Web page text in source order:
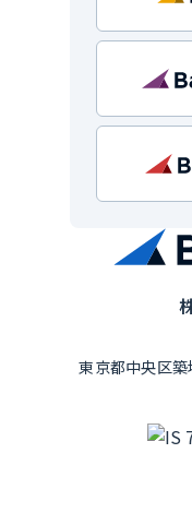
東京都中央区